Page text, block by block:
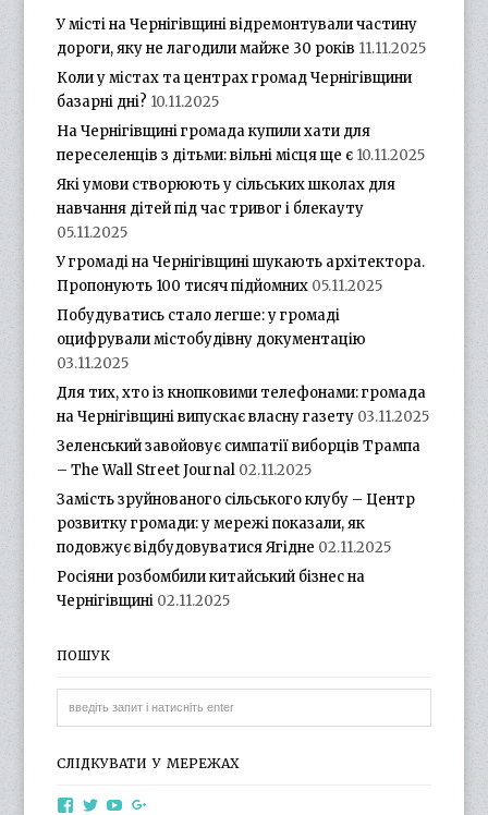
У місті на Чернігівщині відремонтували частину
дороги, яку не лагодили майже 30 років 11.11.2025
Коли у містах та центрах громад Чернігівщини
базарні дні? 10.11.2025
На Чернігівщині громада купили хати для
переселенців з дітьми: вільні місця ще є 10.11.2025
Які умови створюють у сільських школах для
навчання дітей під час тривог і блекауту
05.11.2025
У громаді на Чернігівщині шукають архітектора.
Пропонують 100 тисяч підйомних 05.11.2025
Побудуватись стало легше: у громаді
оцифрували містобудівну документацію
03.11.2025
Для тих, хто із кнопковими телефонами: громада
на Чернігівщині випускає власну газету 03.11.2025
Зеленський завойовує симпатії виборців Трампа
– The Wall Street Journal 02.11.2025
Замість зруйнованого сільського клубу – Центр
розвитку громади: у мережі показали, як
подовжує відбудовуватися Ягідне 02.11.2025
Росіяни розбомбили китайський бізнес на
Чернігівщині 02.11.2025
ПОШУК
СЛІДКУВАТИ У МЕРЕЖАХ
ViewViewView